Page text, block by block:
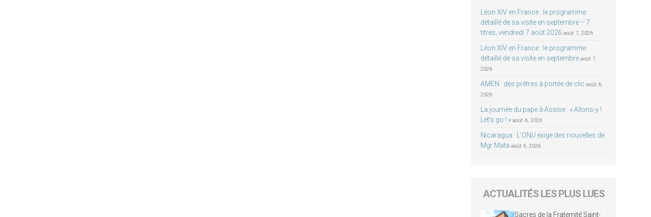
Léon XIV en France : le programme
détaillé de sa visite en septembre – 7
titres, vendredi 7 août 2026 août 7, 2026
Léon XIV en France : le programme
détaillé de sa visite en septembre août 7,
2026
AMEN : des prêtres à portée de clic août 6,
2026
La journée du pape à Assise : « Allons-y !
Let’s go ! » août 6, 2026
Nicaragua : L’ONU exige des nouvelles de
Mgr Mata août 6, 2026
ACTUALITÉS LES PLUS LUES
Sacres de la Fraternité Saint-